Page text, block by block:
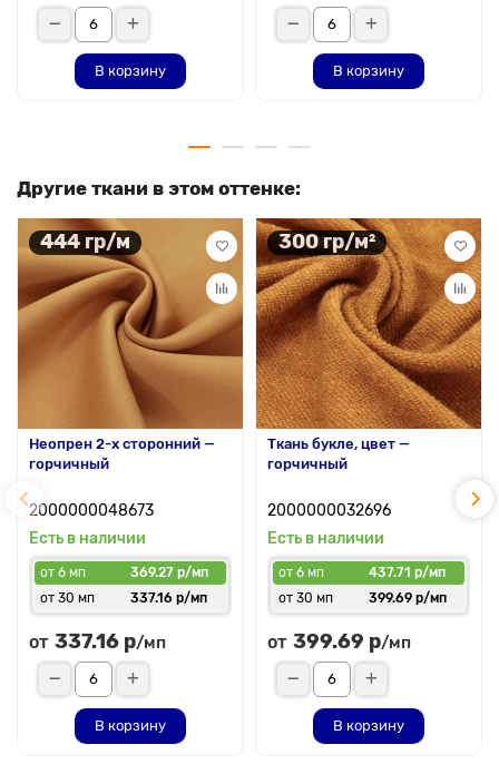
В корзину В корзину
Другие ткани в этом оттенке:
444 гр/м
Неопрен 2-х сторонний —
горчичный
2000000048673
Есть в наличии
от 6 мп
369.27 р/мп
от 30 мп
337.16 р/мп
от 337.16 р/мп
В корзину
300 гр/м²
Ткань букле, цвет —
горчичный
2000000032696
Есть в наличии
от 6 мп
437.71 р/мп
от 30 мп
399.69 р/мп
от 399.69 р/мп
В корзину